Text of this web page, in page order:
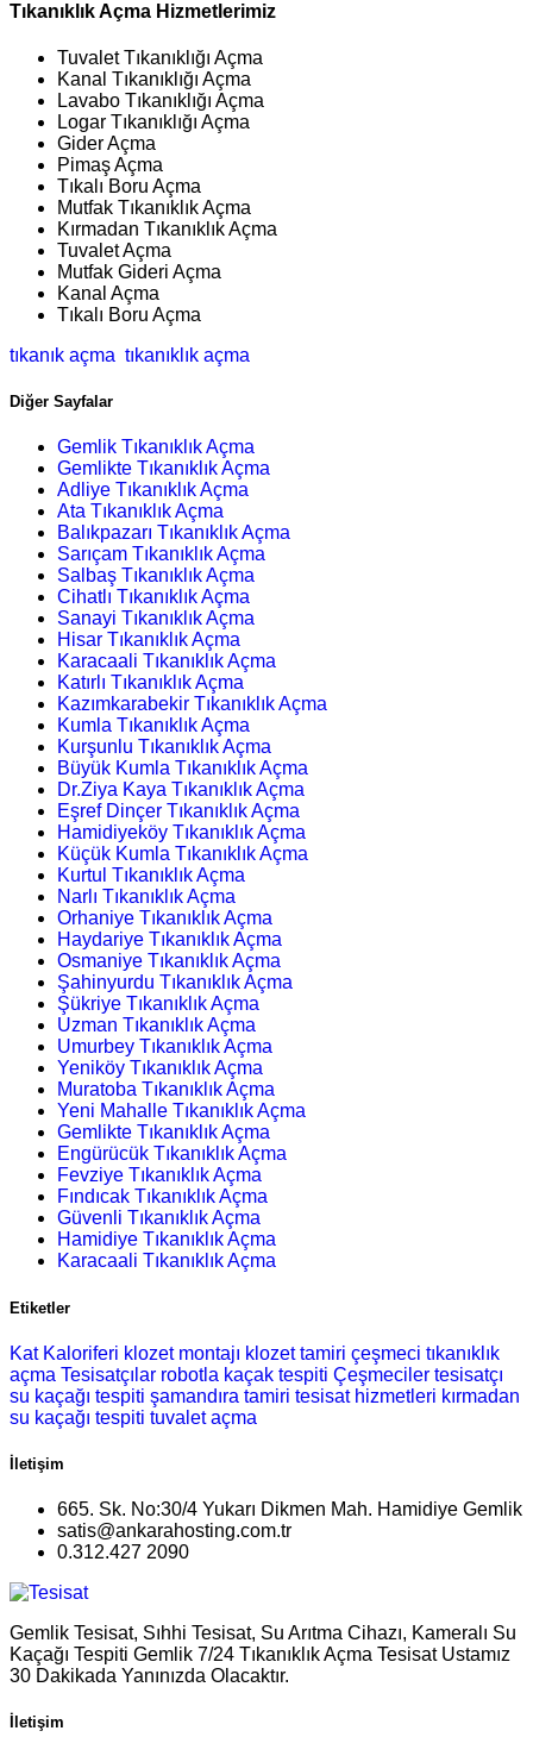
Tıkanıklık Açma Hizmetlerimiz
Tuvalet Tıkanıklığı Açma
Kanal Tıkanıklığı Açma
Lavabo Tıkanıklığı Açma
Logar Tıkanıklığı Açma
Gider Açma
Pimaş Açma
Tıkalı Boru Açma
Mutfak Tıkanıklık Açma
Kırmadan Tıkanıklık Açma
Tuvalet Açma
Mutfak Gideri Açma
Kanal Açma
Tıkalı Boru Açma
tıkanık açma tıkanıklık açma
Diğer Sayfalar
Gemlik Tıkanıklık Açma
Gemlikte Tıkanıklık Açma
Adliye Tıkanıklık Açma
Ata Tıkanıklık Açma
Balıkpazarı Tıkanıklık Açma
Sarıçam Tıkanıklık Açma
Salbaş Tıkanıklık Açma
Cihatlı Tıkanıklık Açma
Sanayi Tıkanıklık Açma
Hisar Tıkanıklık Açma
Karacaali Tıkanıklık Açma
Katırlı Tıkanıklık Açma
Kazımkarabekir Tıkanıklık Açma
Kumla Tıkanıklık Açma
Kurşunlu Tıkanıklık Açma
Büyük Kumla Tıkanıklık Açma
Dr.Ziya Kaya Tıkanıklık Açma
Eşref Dinçer Tıkanıklık Açma
Hamidiyeköy Tıkanıklık Açma
Küçük Kumla Tıkanıklık Açma
Kurtul Tıkanıklık Açma
Narlı Tıkanıklık Açma
Orhaniye Tıkanıklık Açma
Haydariye Tıkanıklık Açma
Osmaniye Tıkanıklık Açma
Şahinyurdu Tıkanıklık Açma
Şükriye Tıkanıklık Açma
Uzman Tıkanıklık Açma
Umurbey Tıkanıklık Açma
Yeniköy Tıkanıklık Açma
Muratoba Tıkanıklık Açma
Yeni Mahalle Tıkanıklık Açma
Gemlikte Tıkanıklık Açma
Engürücük Tıkanıklık Açma
Fevziye Tıkanıklık Açma
Fındıcak Tıkanıklık Açma
Güvenli Tıkanıklık Açma
Hamidiye Tıkanıklık Açma
Karacaali Tıkanıklık Açma
Etiketler
Kat Kaloriferi klozet montajı klozet tamiri çeşmeci tıkanıklık
açma Tesisatçılar robotla kaçak tespiti Çeşmeciler tesisatçı
su kaçağı tespiti şamandıra tamiri tesisat hizmetleri kırmadan
su kaçağı tespiti tuvalet açma
İletişim
665. Sk. No:30/4 Yukarı Dikmen Mah. Hamidiye Gemlik
satis@ankarahosting.com.tr
0.312.427 2090
Gemlik Tesisat, Sıhhi Tesisat, Su Arıtma Cihazı, Kameralı Su
Kaçağı Tespiti Gemlik 7/24 Tıkanıklık Açma Tesisat Ustamız
30 Dakikada Yanınızda Olacaktır.
İletişim